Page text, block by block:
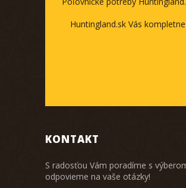
Huntingland.sk Vás
KONTAKT
S radosťou Vám poradíme s
odpovieme na vaše otázky!